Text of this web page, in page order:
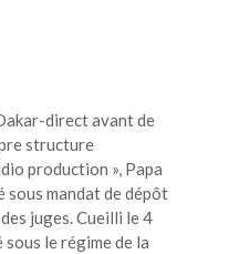
direct avant de
structure
production », Papa
sous mandat de dépôt
juges. Cueilli le 4
le régime de la